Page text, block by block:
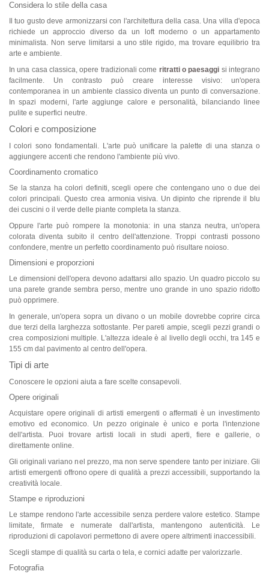
Considera lo stile della casa
Il tuo gusto deve armonizzarsi con l'architettura della casa. Una villa d'epoca
richiede un approccio diverso da un loft moderno o un appartamento
minimalista. Non serve limitarsi a uno stile rigido, ma trovare equilibrio tra
arte e ambiente.
In una casa classica, opere tradizionali come ritratti o paesaggi si integrano
facilmente. Un contrasto può creare interesse visivo: un'opera
contemporanea in un ambiente classico diventa un punto di conversazione.
In spazi moderni, l'arte aggiunge calore e personalità, bilanciando linee
pulite e superfici neutre.
Colori e composizione
I colori sono fondamentali. L'arte può unificare la palette di una stanza o
aggiungere accenti che rendono l'ambiente più vivo.
Coordinamento cromatico
Se la stanza ha colori definiti, scegli opere che contengano uno o due dei
colori principali. Questo crea armonia visiva. Un dipinto che riprende il blu
dei cuscini o il verde delle piante completa la stanza.
Oppure l'arte può rompere la monotonia: in una stanza neutra, un'opera
colorata diventa subito il centro dell'attenzione. Troppi contrasti possono
confondere, mentre un perfetto coordinamento può risultare noioso.
Dimensioni e proporzioni
Le dimensioni dell'opera devono adattarsi allo spazio. Un quadro piccolo su
una parete grande sembra perso, mentre uno grande in uno spazio ridotto
può opprimere.
In generale, un'opera sopra un divano o un mobile dovrebbe coprire circa
due terzi della larghezza sottostante. Per pareti ampie, scegli pezzi grandi o
crea composizioni multiple. L'altezza ideale è al livello degli occhi, tra 145 e
155 cm dal pavimento al centro dell'opera.
Tipi di arte
Conoscere le opzioni aiuta a fare scelte consapevoli.
Opere originali
Acquistare opere originali di artisti emergenti o affermati è un investimento
emotivo ed economico. Un pezzo originale è unico e porta l'intenzione
dell'artista. Puoi trovare artisti locali in studi aperti, fiere e gallerie, o
direttamente online.
Gli originali variano nel prezzo, ma non serve spendere tanto per iniziare. Gli
artisti emergenti offrono opere di qualità a prezzi accessibili, supportando la
creatività locale.
Stampe e riproduzioni
Le stampe rendono l'arte accessibile senza perdere valore estetico. Stampe
limitate, firmate e numerate dall'artista, mantengono autenticità. Le
riproduzioni di capolavori permettono di avere opere altrimenti inaccessibili.
Scegli stampe di qualità su carta o tela, e cornici adatte per valorizzarle.
Fotografia